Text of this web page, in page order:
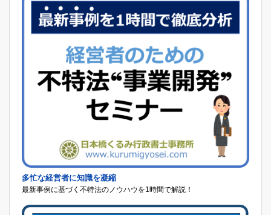
多忙な経営者に知識を凝縮
最新事例に基づく不特法のノウハウを1時間で解説！